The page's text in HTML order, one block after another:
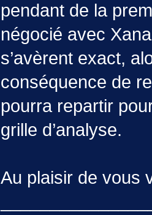
pendant de la
négocié avec
s’avèrent exact,
conséquence de
pourra repartir
grille d’analyse.
Au plaisir de vous